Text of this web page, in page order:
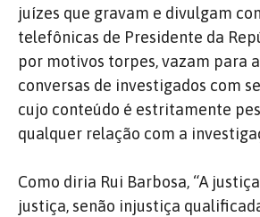
juízes que gravam e divulgam
telefônicas de Presidente da
por motivos torpes, vazam para
conversas de investigados com
cujo conteúdo é estritamente
qualquer relação com a
Como diria Rui Barbosa, “A
justiça, senão injustiça